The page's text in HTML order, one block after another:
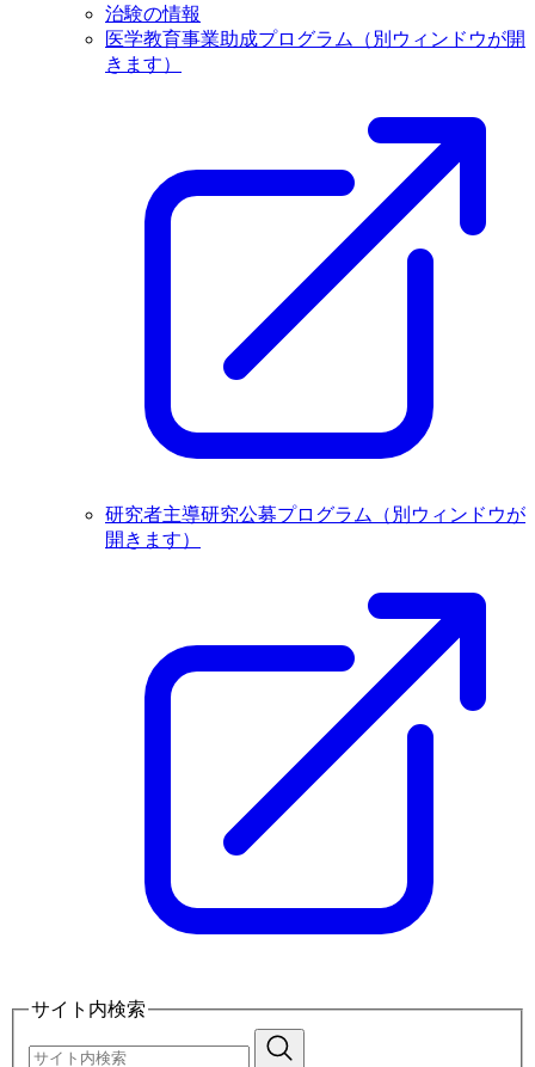
治験の情報
医学教育事業助成プログラム
（別ウィンドウが開
きます）
研究者主導研究公募プログラム
（別ウィンドウが
開きます）
サイト内検索